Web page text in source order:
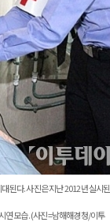
된다. 사진은 지난 2012년 실시된
연 모습. (사진=남해해경청/이투